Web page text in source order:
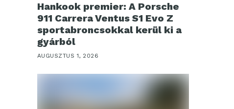
Hankook premier: A Porsche
911 Carrera Ventus S1 Evo Z
sportabroncsokkal kerül ki a
gyárból
AUGUSZTUS 1, 2026